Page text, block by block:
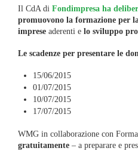
Il CdA di Fondimpresa ha
promuovono la formazione per
imprese aderenti e lo sviluppo
Le scadenze per presentare le
15/06/2015
01/07/2015
10/07/2015
17/07/2015
WMG in collaborazione con
gratuitamente – a preparare e